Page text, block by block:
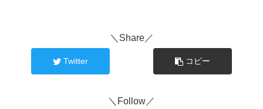
＼Share／
Twitter コピー
＼Follow／